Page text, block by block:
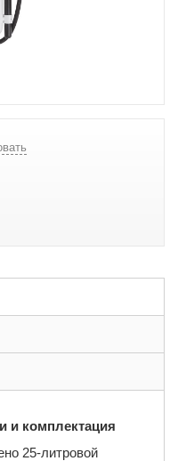
и комплектация
25-литровой